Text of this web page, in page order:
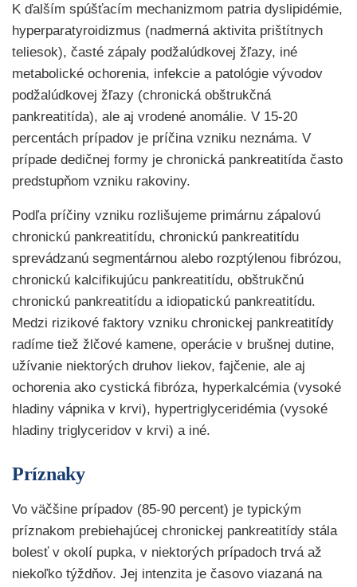
K ďalším spúšťacím mechanizmom patria dyslipidémie,
hyperparatyroidizmus (nadmerná aktivita prištítnych
teliesok), časté zápaly podžalúdkovej žľazy, iné
metabolické ochorenia, infekcie a patológie vývodov
podžalúdkovej žľazy (chronická obštrukčná
pankreatitída), ale aj vrodené anomálie. V 15-20
percentách prípadov je príčina vzniku neznáma. V
prípade dedičnej formy je chronická pankreatitída často
predstupňom vzniku rakoviny.
Podľa príčiny vzniku rozlišujeme primárnu zápalovú
chronickú pankreatitídu, chronickú pankreatitídu
sprevádzanú segmentárnou alebo rozptýlenou fibrózou,
chronickú kalcifikujúcu pankreatitídu, obštrukčnú
chronickú pankreatitídu a idiopatickú pankreatitídu.
Medzi rizikové faktory vzniku chronickej pankreatitídy
radíme tiež žlčové kamene, operácie v brušnej dutine,
užívanie niektorých druhov liekov, fajčenie, ale aj
ochorenia ako cystická fibróza, hyperkalcémia (vysoké
hladiny vápnika v krvi), hypertriglyceridémia (vysoké
hladiny triglyceridov v krvi) a iné.
Príznaky
Vo väčšine prípadov (85-90 percent) je typickým
príznakom prebiehajúcej chronickej pankreatitídy stála
bolesť v okolí pupka, v niektorých prípadoch trvá až
niekoľko týždňov. Jej intenzita je časovo viazaná na